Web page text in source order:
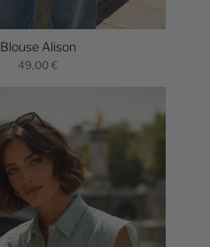
Blouse Alison
49,00 €